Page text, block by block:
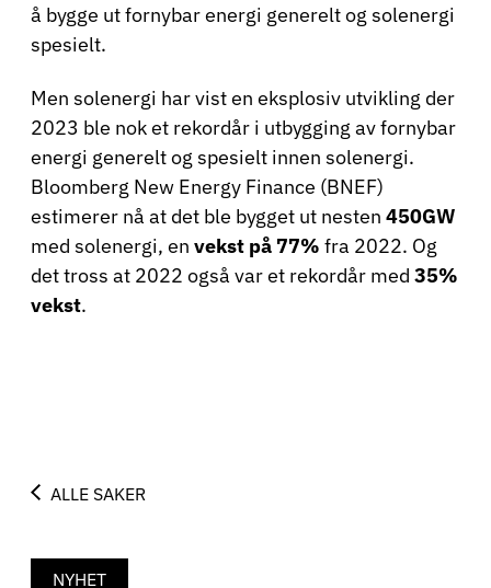
å bygge ut fornybar energi generelt og solenergi
spesielt.
Men solenergi har vist en eksplosiv utvikling der
2023 ble nok et rekordår i utbygging av fornybar
energi generelt og spesielt innen solenergi.
Bloomberg New Energy Finance (BNEF)
estimerer nå at det ble bygget ut nesten 450GW
med solenergi, en vekst på 77% fra 2022. Og
det tross at 2022 også var et rekordår med 35%
vekst.
ALLE SAKER
NYHET